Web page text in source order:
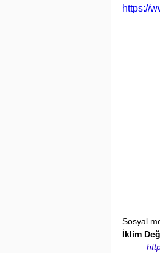
https://
Sosyal
İklim